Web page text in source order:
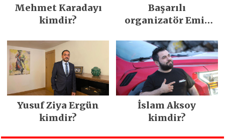
Mehmet Karadayı
kimdir?
Başarılı
organizatör Emir
Yusuf Ziya Ergün
kimdir?
İslam Aksoy
kimdir?